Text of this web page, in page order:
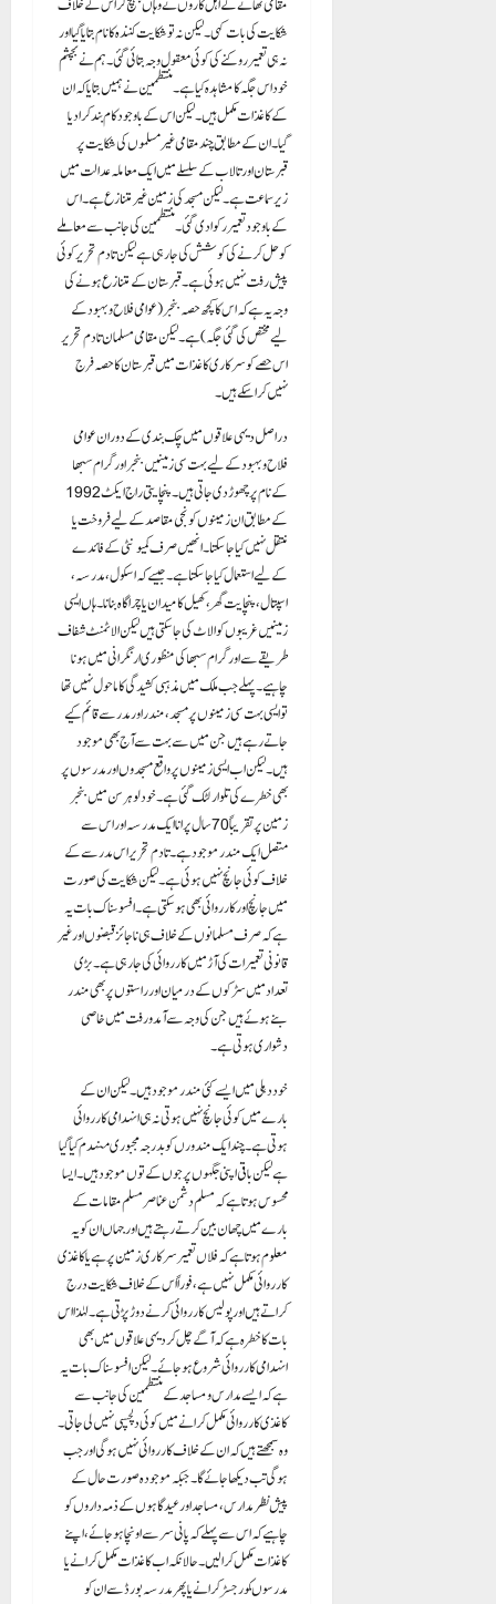
مقامی تھانے کے اہل کاروں نے وہاں پہنچ کر اس کے خلاف
شکایت کی بات کہی۔ لیکن نہ تو شکایت کنندہ کا نام بتایا گیا اور
نہ ہی تعمیر روکنے کی کوئی معقول وجہ بتائی گئی۔ ہم نے بچشم
خود اس جگہ کا مشاہدہ کیا ہے۔ منتظمین نے ہمیں بتایا کہ ان
کے کاغذات مکمل ہیں۔ لیکن اس کے باوجود کام بند کرا دیا
گیا۔ ان کے مطابق چند مقامی غیر مسلموں کی شکایت پر
قبرستان اور تالاب کے سلسلے میں ایک معاملہ عدالت میں
زیر سماعت ہے۔ لیکن مسجد کی زمین غیر متنازع ہے۔ اس
کے باوجود تعمیر رکوا دی گئی۔ منتظمین کی جانب سے معاملے
کو حل کرنے کی کوشش کی جا رہی ہے لیکن تادم تحریر کوئی
پیش رفت نہیں ہوئی ہے۔ قبرستان کے متنازع ہونے کی
وجہ یہ ہے کہ اس کا کچھ حصہ بنجر (عوامی فلاح و بہبود کے
لیے مختص کی گئی جگہ) ہے۔ لیکن مقامی مسلمان تادم تحریر
اس حصے کو سرکاری کاغذات میں قبرستان کا حصہ فرج
نہیں کرا سکے ہیں۔
دراصل دیہی علاقوں میں چک بندی کے دوران عوامی
فلاح و بہبود کے لیے بہت سی زمینیں بنجر اور گرام سبھا
کے نام پر چھوڑ دی جاتی ہیں۔ پنچایتی راج ایکٹ 1992
کے مطابق ان زمینوں کو نجی مقاصد کے لیے فروخت یا
منتقل نہیں کیا جا سکتا۔ انھیں صرف کمیونٹی کے فائدے
کے لیے استعمال کیا جاسکتا ہے۔ جیسے کہ اسکول،مدرسہ،
اسپتال،پنچایت گھر، کھیل کا میدان یا چراگاہ بنانا۔ ہاں ایسی
زمینیں غریبوں کو الاٹ کی جا سکتی ہیں لیکن الاٹمنٹ شفاف
طریقے سے اور گرام سبھا کی منظوری ار نگرانی میں ہونا
چاہیے۔ پہلے جب ملک میں مذہبی کشیدگی کا ماحول نہیں تھا
تو ایسی بہت سی زمینوں پر مسجد، مندر اور مدرسے قائم کیے
جاتے رہے ہیں جن میں سے بہت سے آج بھی موجود
ہیں۔ لیکن اب ایسی زمینوں پر واقع مسجدوں اور مدرسوں پر
بھی خطرے کی تلوار لٹک گئی ہے۔ خود لوہرسن میں بنجر
زمین پر تقریباً 70 سال پرانا ایک مدرسہ اور اس سے
متصل ایک مندر موجود ہے۔ تادم تحریر اس مدرسے کے
خلاف کوئی جانچ نہیں ہوئی ہے۔ لیکن شکایت کی صورت
میں جانچ اور کارروائی بھی ہو سکتی ہے۔ افسوسناک بات یہ
ہے کہ صرف مسلمانوں کے خلاف ہی ناجائز قبضوں اور غیر
قانونی تعمیرات کی آڑ میں کارروائی کی جا رہی ہے۔ بڑی
تعداد میں سڑکوں کے درمیان اور راستوں پر بھی مندر
بنے ہوئے ہیں جن کی وجہ سے آمد و رفت میں خاصی
دشواری ہوتی ہے۔
خود دہلی میں ایسے کئی مندر موجود ہیں۔ لیکن ان کے
بارے میں کوئی جانچ نہیں ہوتی نہ ہی انہدامی کارروائی
ہوتی ہے۔ چند ایک مندورں کو بدرجہ مجبوری منہدم کیا گیا
ہے لیکن باقی اپنی جگہوں پر جوں کے توں موجود ہیں۔ ایسا
محسوس ہوتا ہے کہ مسلم دشمن عناصر مسلم مقامات کے
بارے میں چھان بین کرتے رہتے ہیں اور جہاں ان کو یہ
معلوم ہوتا ہے کہ فلاں تعمیر سرکاری زمین پر ہے یا کاغذی
کارروائی مکمل نہیں ہے، فوراً اس کے خلاف شکایت درج
کراتے ہیں اور پولیس کارروائی کرنے دوڑ پڑتی ہے۔ لہٰذا اس
بات کا خطرہ ہے کہ آگے چل کر دیہی علاقوں میں بھی
انہدامی کارروائی شروع ہو جائے۔ لیکن افسوسناک بات یہ
ہے کہ ایسے مدارس ومساجد کے منتظمین کی جانب سے
کاغذی کارروائی مکمل کرانے میں کوئی دلچسپی نہیں لی جاتی۔
وہ سمجھتے ہیں کہ ان کے خلاف کارروائی نہیں ہوگی اور جب
ہوگی تب دیکھا جائے گا۔ جبکہ موجودہ صورت حال کے
پیش نظر مدارس، مساجد اور عید گاہوں کے ذمہ داروں کو
چاہیے کہ اس سے پہلے کہ پانی سر سے اونچا ہو جائے، اپنے
کاغذات مکمل کرا لیں۔ حالانکہ اب کاغذات مکمل کرانے یا
مدرسوںکو رجسٹر کرانے یا پھر مدرسہ بورڈ سے ان کو